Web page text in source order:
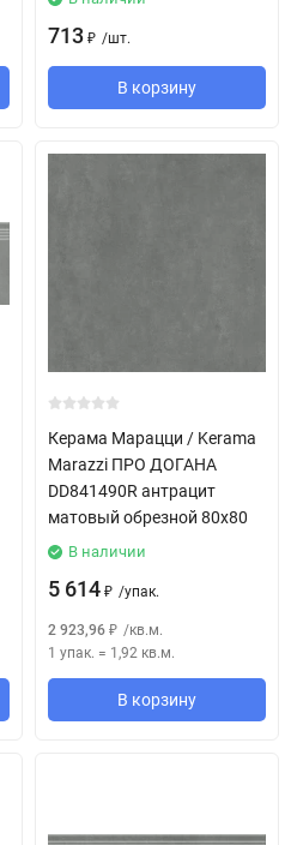
713 ₽ /шт.
В корзину
Керама Марацци / Kerama
Marazzi ПРО ДОГАНА
DD841490R антрацит
матовый обрезной 80x80
В наличии
5 614 ₽ /упак.
2 923,96 ₽ /кв.м.
1 упак. = 1,92 кв.м.
В корзину